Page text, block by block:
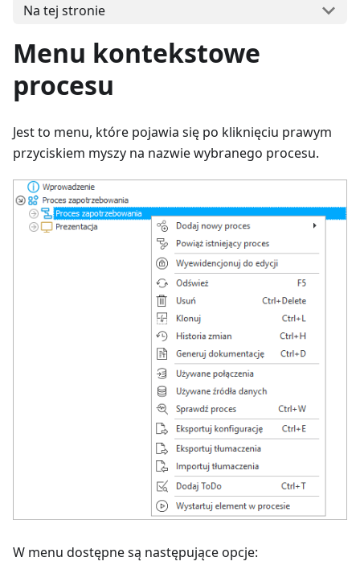
Na tej stronie
Menu kontekstowe
procesu
Jest to menu, które pojawia się po kliknięciu prawym
przyciskiem myszy na nazwie wybranego procesu.
W menu dostępne są następujące opcje: